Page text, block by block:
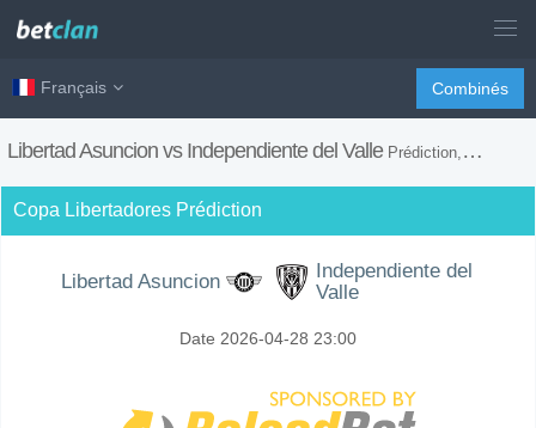
Français Combinés
Libertad Asuncion vs Independiente del Valle Prédiction, H2H, Conseils de Paris et Prévision du Match
Copa Libertadores Prédiction
Libertad Asuncion
Independiente del
Valle
Date 2026-04-28 23:00